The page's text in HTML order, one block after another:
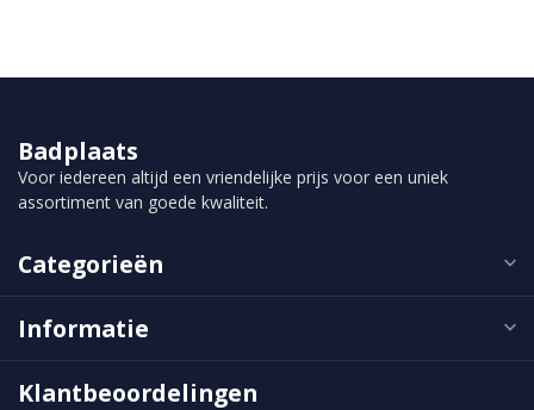
Badplaats
Voor iedereen altijd een vriendelijke prijs voor een uniek
assortiment van goede kwaliteit.
Categorieën
Informatie
Klantbeoordelingen